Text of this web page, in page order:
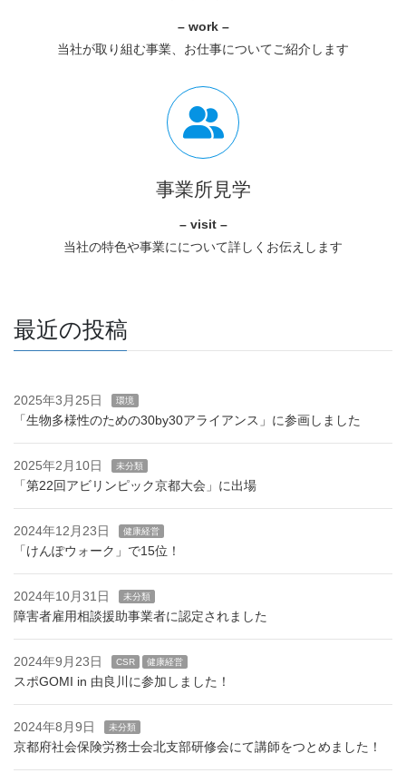
– work –
当社が取り組む事業、お仕事についてご紹介します
事業所見学
– visit –
当社の特色や事業にについて詳しくお伝えします
最近の投稿
2025年3月25日 環境
「生物多様性のための30by30アライアンス」に参画しました
2025年2月10日 未分類
「第22回アビリンピック京都大会」に出場
2024年12月23日 健康経営
「けんぽウォーク」で15位！
2024年10月31日 未分類
障害者雇用相談援助事業者に認定されました
2024年9月23日 CSR 健康経営
スポGOMI in 由良川に参加しました！
2024年8月9日 未分類
京都府社会保険労務士会北支部研修会にて講師をつとめました！